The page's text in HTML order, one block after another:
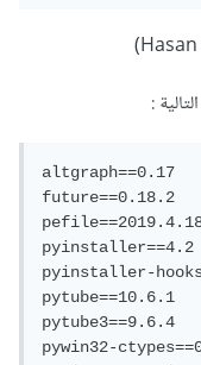
من خلال الأمر
python -m pip
:
altgraph==0.17
future==0.18.2
pyinstaller==4.2
pyinstaller-
pytube==10.6.1
pytube3==9.6.4
pywin32-